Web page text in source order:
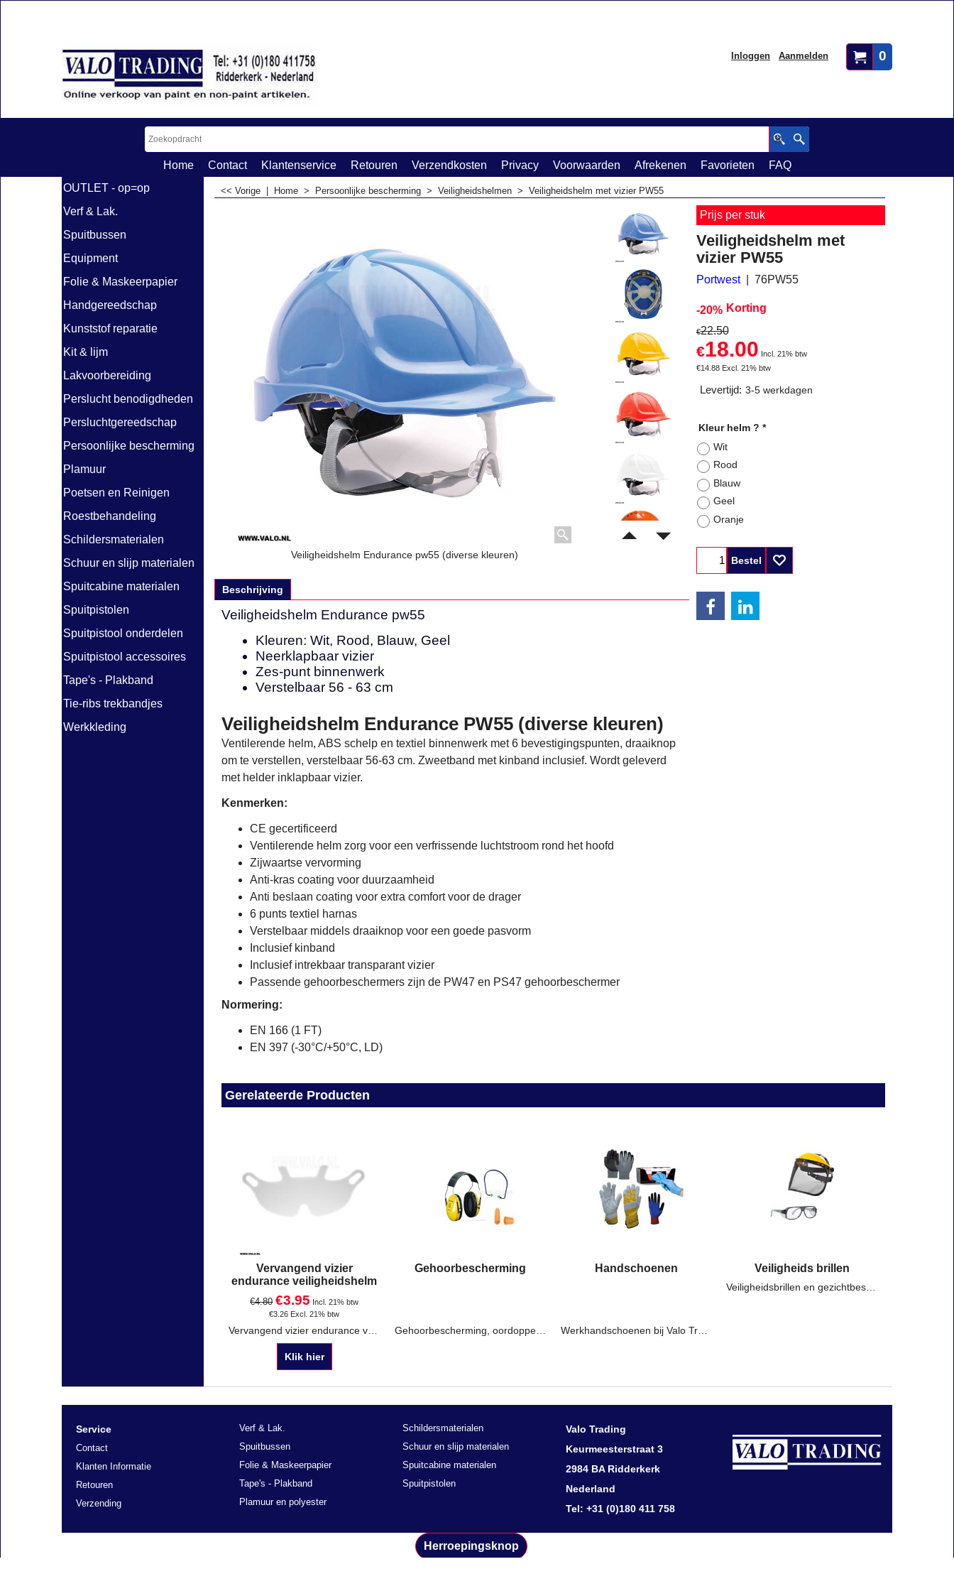
0
Inloggen Aanmelden
Home Contact Klantenservice Retouren Verzendkosten Privacy Voorwaarden Afrekenen Favorieten
FAQ
OUTLET - op=op
Verf & Lak.
Spuitbussen
Equipment
Folie & Maskeerpapier
Handgereedschap
Kunststof reparatie
Kit & lijm
Lakvoorbereiding
Perslucht benodigdheden
Persluchtgereedschap
Persoonlijke bescherming
Plamuur
Poetsen en Reinigen
Roestbehandeling
Schildersmaterialen
Schuur en slijp materialen
Spuitcabine materialen
Spuitpistolen
Spuitpistool onderdelen
Spuitpistool accessoires
Tape's - Plakband
Tie-ribs trekbandjes
Werkkleding
<< Vorige Home > Persoonlijke bescherming > Veiligheidshelmen > Veiligheidshelm met vizier PW55
Veiligheidshelm Endurance pw55 (diverse kleuren)
Prijs per stuk
Veiligheidshelm met
vizier PW55
Portwest 76PW55
-20% Korting
€22.50
€18.00 Incl. 21% btw
€14.88 Excl. 21% btw
Levertijd: 3-5 werkdagen
Kleur helm ? *
Wit
Rood
Blauw
Geel
Oranje
Bestel
Beschrijving
Veiligheidshelm Endurance pw55
Kleuren: Wit, Rood, Blauw, Geel
Neerklapbaar vizier
Zes-punt binnenwerk
Verstelbaar 56 - 63 cm
Veiligheidshelm Endurance PW55 (diverse kleuren)
Ventilerende helm, ABS schelp en textiel binnenwerk met 6 bevestigingspunten, draaiknop
om te verstellen, verstelbaar 56-63 cm. Zweetband met kinband inclusief. Wordt geleverd
met helder inklapbaar vizier.
Kenmerken:
CE gecertificeerd
Ventilerende helm zorg voor een verfrissende luchtstroom rond het hoofd
Zijwaartse vervorming
Anti-kras coating voor duurzaamheid
Anti beslaan coating voor extra comfort voor de drager
6 punts textiel harnas
Verstelbaar middels draaiknop voor een goede pasvorm
Inclusief kinband
Inclusief intrekbaar transparant vizier
Passende gehoorbeschermers zijn de PW47 en PS47 gehoorbeschermer
Normering:
EN 166 (1 FT)
EN 397 (-30°C/+50°C, LD)
Gerelateerde Producten
Vervangend vizier
endurance veiligheidshelm
€4.80 €3.95 Incl. 21% btw
€3.26 Excl. 21% btw
Klik hier
Gehoorbescherming
Gehoorbescherming, oordoppen, oorkappen, koptelefoon model, oordoppen op beugel, gehoorkappen met radio
Handschoenen
Werkhandschoenen bij Valo Trading Ridderkerk
Veiligheids brillen
Service
Contact
Klanten Informatie
Retouren
Verzending
Verf & Lak.
Spuitbussen
Folie & Maskeerpapier
Tape's - Plakband
Plamuur en polyester
Schildersmaterialen
Schuur en slijp materialen
Spuitcabine materialen
Spuitpistolen
Valo Trading
Keurmeesterstraat 3
2984 BA Ridderkerk
Nederland
Tel: +31 (0)180 411 758
Herroepingsknop